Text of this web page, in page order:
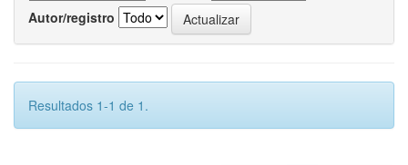
Autor/registro
Resultados 1-1 de 1.